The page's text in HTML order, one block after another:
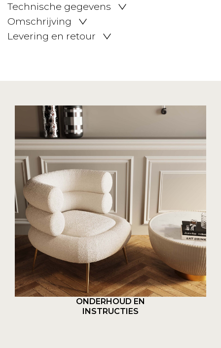
Technische gegevens
Omschrijving
Levering en retour
ONDERHOUD EN
INSTRUCTIES